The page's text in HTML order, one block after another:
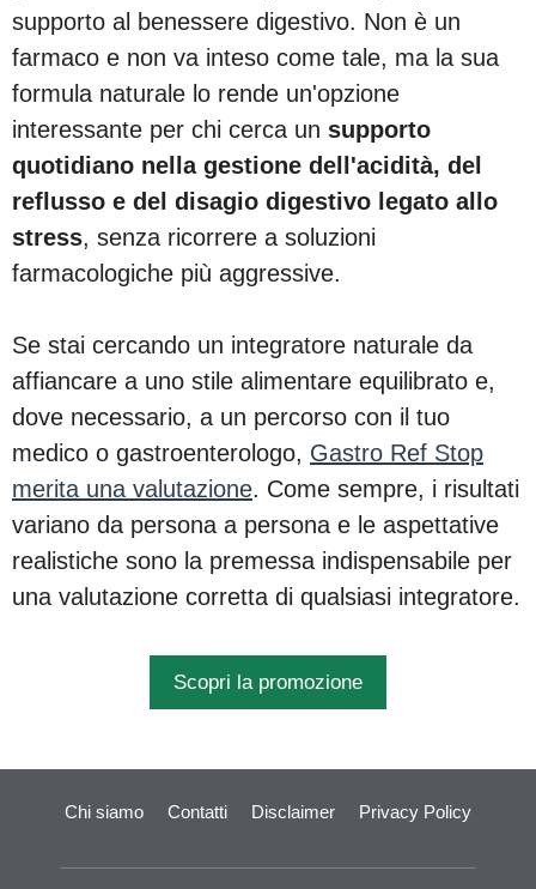
supporto al benessere digestivo. Non è un
farmaco e non va inteso come tale, ma la sua
formula naturale lo rende un'opzione
interessante per chi cerca un supporto
quotidiano nella gestione dell'acidità, del
reflusso e del disagio digestivo legato allo
stress, senza ricorrere a soluzioni
farmacologiche più aggressive.
Se stai cercando un integratore naturale da
affiancare a uno stile alimentare equilibrato e,
dove necessario, a un percorso con il tuo
medico o gastroenterologo, Gastro Ref Stop
merita una valutazione. Come sempre, i risultati
variano da persona a persona e le aspettative
realistiche sono la premessa indispensabile per
una valutazione corretta di qualsiasi integratore.
Scopri la promozione
Chi siamo Contatti Disclaimer Privacy Policy